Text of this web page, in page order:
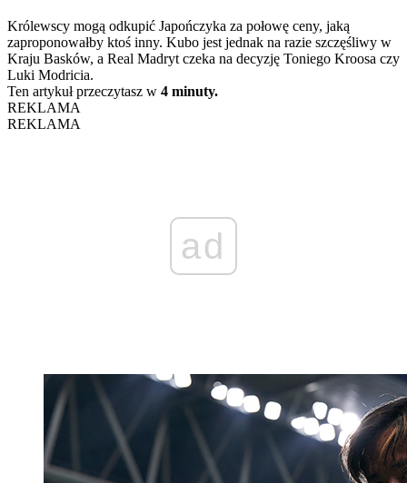
Królewscy mogą odkupić Japończyka za połowę ceny, jaką
zaproponowałby ktoś inny. Kubo jest jednak na razie szczęśliwy w
Kraju Basków, a Real Madryt czeka na decyzję Toniego Kroosa czy
Luki Modricia.
Ten artykuł przeczytasz w 4 minuty.
REKLAMA
REKLAMA
ad